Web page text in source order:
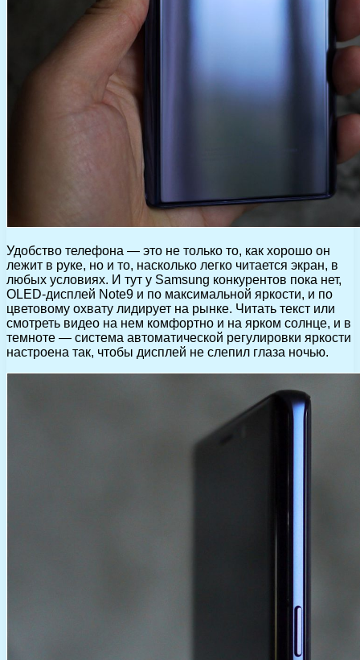
Удобство телефона — это не только то, как хорошо он
лежит в руке, но и то, насколько легко читается экран, в
любых условиях. И тут у Samsung конкурентов пока нет,
OLED-дисплей Note9 и по максимальной яркости, и по
цветовому охвату лидирует на рынке. Читать текст или
смотреть видео на нем комфортно и на ярком солнце, и в
темноте — система автоматической регулировки яркости
настроена так, чтобы дисплей не слепил глаза ночью.